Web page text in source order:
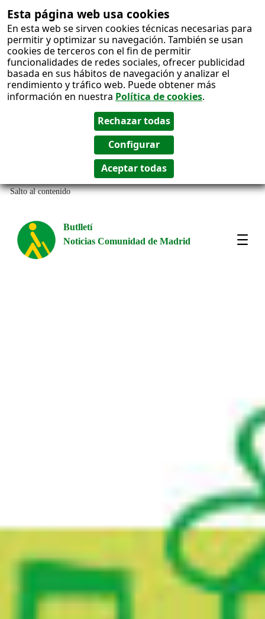
Esta página web usa cookies
En esta web se sirven cookies técnicas necesarias para
permitir y optimizar su navegación. También se usan
cookies de terceros con el fin de permitir
funcionalidades de redes sociales, ofrecer publicidad
basada en sus hábitos de navegación y analizar el
rendimiento y tráfico web. Puede obtener más
información en nuestra Política de cookies.
Salto al contenido
Butlletí
Noticias Comunidad de Madrid